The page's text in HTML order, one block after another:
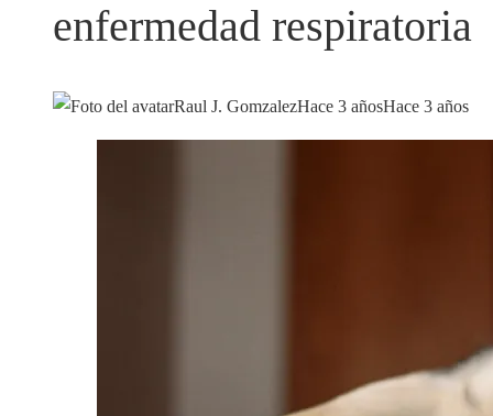
enfermedad respiratoria
Raul J. GomzalezHace 3 añosHace 3 años